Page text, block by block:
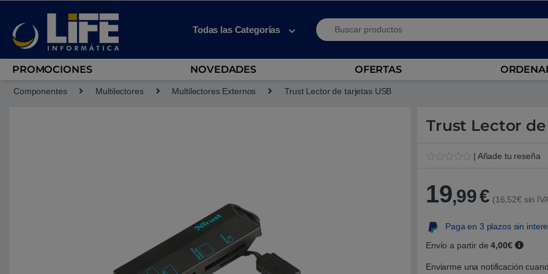
Todas las Categorías
Search for:
PROMOCIONES NOVEDADES OFERTAS
Componentes Multilectores Multilectores Externos Trust Lector de tarjetas USB
Trust Lector
l
r
o
.
0
s
| Añade tu reseña
19,99€ (16,52€ sin
Paga en 3 plazos sin
Envío a partir de4,00€
Enviarme una notificación